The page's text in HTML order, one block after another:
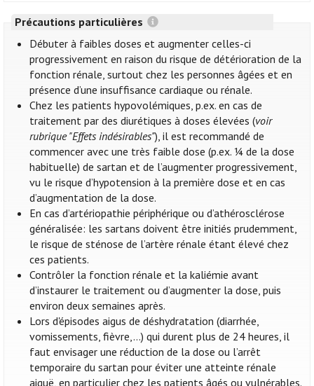
Précautions particulières
Débuter à faibles doses et augmenter celles-ci
progressivement en raison du risque de détérioration de la
fonction rénale, surtout chez les personnes âgées et en
présence d’une insuffisance cardiaque ou rénale.
Chez les patients hypovolémiques, p.ex. en cas de
traitement par des diurétiques à doses élevées (voir
rubrique "Effets indésirables"), il est recommandé de
commencer avec une très faible dose (p.ex. ¼ de la dose
habituelle) de sartan et de l’augmenter progressivement,
vu le risque d’hypotension à la première dose et en cas
d’augmentation de la dose.
En cas d’artériopathie périphérique ou d’athérosclérose
généralisée: les sartans doivent être initiés prudemment,
le risque de sténose de l’artère rénale étant élevé chez
ces patients.
Contrôler la fonction rénale et la kaliémie avant
d’instaurer le traitement ou d’augmenter la dose, puis
environ deux semaines après.
Lors d'épisodes aigus de déshydratation (diarrhée,
vomissements, fièvre,...) qui durent plus de 24 heures, il
faut envisager une réduction de la dose ou l’arrêt
temporaire du sartan pour éviter une atteinte rénale
aiguë, en particulier chez les patients âgés ou vulnérables.